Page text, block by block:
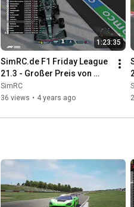
1:23:35
SimRC.de F1 Friday League
21.3 - Großer Preis von
Australien - 08.04.2022,
19:00 Uhr
SimRC
36 views • 4 years ago